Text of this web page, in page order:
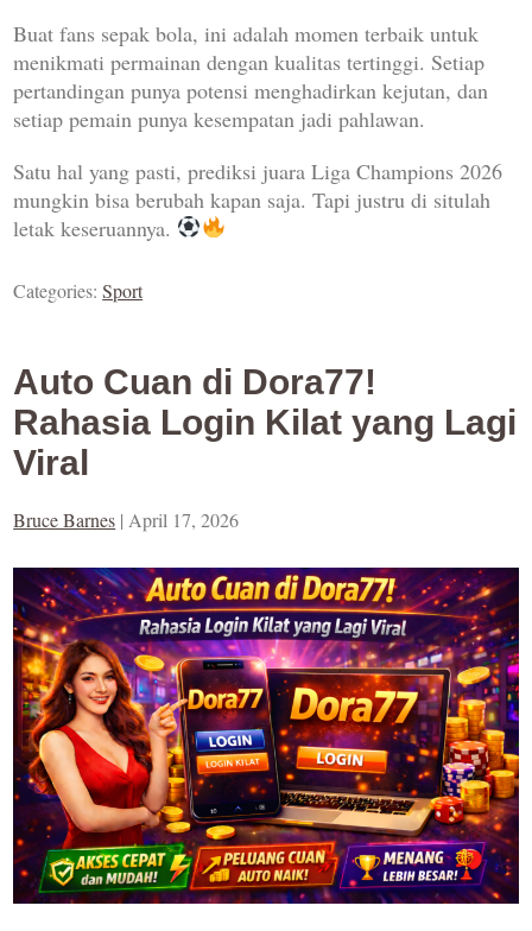
Buat fans sepak bola, ini adalah momen terbaik untuk
menikmati permainan dengan kualitas tertinggi. Setiap
pertandingan punya potensi menghadirkan kejutan, dan
setiap pemain punya kesempatan jadi pahlawan.
Satu hal yang pasti, prediksi juara Liga Champions 2026
mungkin bisa berubah kapan saja. Tapi justru di situlah
letak keseruannya.
Categories:Sport
Auto Cuan di Dora77!
Rahasia Login Kilat yang Lagi
Viral
Bruce Barnes | April 17, 2026